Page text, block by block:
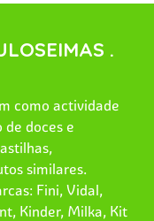
.
como actividade
doces e
similares.
Fini, Vidal,
Kinder, Milka, Kit